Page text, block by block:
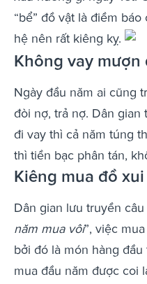
“bể” đồ vật là điềm
hệ nên rất kiêng kỵ.
Không vay mượn
Ngày đầu năm ai cũng
đòi nợ, trả nợ. Dân gian
đi vay thì cả năm túng
thì tiền bạc phân tán,
Kiêng mua đồ xui
Dân gian lưu truyền câu
năm mua vôi”, việc
bởi đó là món hàng
mua đầu năm được coi